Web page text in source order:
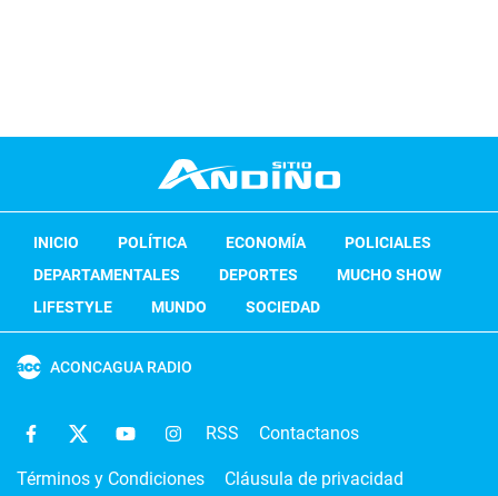
INICIO POLÍTICA ECONOMÍA
POLICIALES
DEPARTAMENTALES
DEPORTES
MUCHO SHOW
LIFESTYLE
MUNDO SOCIEDAD
ACONCAGUA RADIO
RSS Contactanos
Términos y Condiciones Cláusula de privacidad